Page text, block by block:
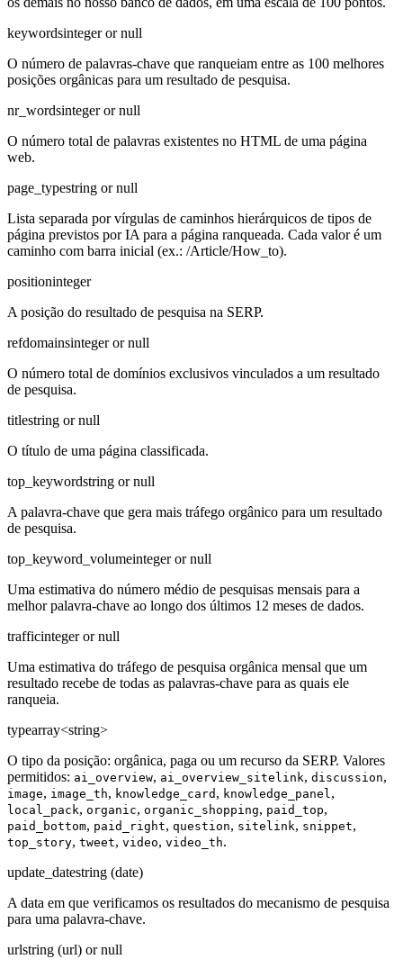
keywordsinteger or null
O número de palavras-chave que ranqueiam entre as 100 melhores
posições orgânicas para um resultado de pesquisa.
nr_wordsinteger or null
O número total de palavras existentes no HTML de uma página
web.
page_typestring or null
Lista separada por vírgulas de caminhos hierárquicos de tipos de
página previstos por IA para a página ranqueada. Cada valor é um
caminho com barra inicial (ex.: /Article/How_to).
positioninteger
A posição do resultado de pesquisa na SERP.
refdomainsinteger or null
O número total de domínios exclusivos vinculados a um resultado
de pesquisa.
titlestring or null
O título de uma página classificada.
top_keywordstring or null
A palavra-chave que gera mais tráfego orgânico para um resultado
de pesquisa.
top_keyword_volumeinteger or null
Uma estimativa do número médio de pesquisas mensais para a
melhor palavra-chave ao longo dos últimos 12 meses de dados.
trafficinteger or null
Uma estimativa do tráfego de pesquisa orgânica mensal que um
resultado recebe de todas as palavras-chave para as quais ele
ranqueia.
typearray<string>
O tipo da posição: orgânica, paga ou um recurso da SERP. Valores
permitidos: ai_overview, ai_overview_sitelink, discussion,
image, image_th, knowledge_card , knowledge_panel,
local_pack, organic, organic_shopping, paid_top,
paid_bottom, paid_right, question, sitelink, snippet,
top_story, tweet, video, video_th.
update_datestring (date)
A data em que verificamos os resultados do mecanismo de pesquisa
para uma palavra-chave.
urlstring (url) or null